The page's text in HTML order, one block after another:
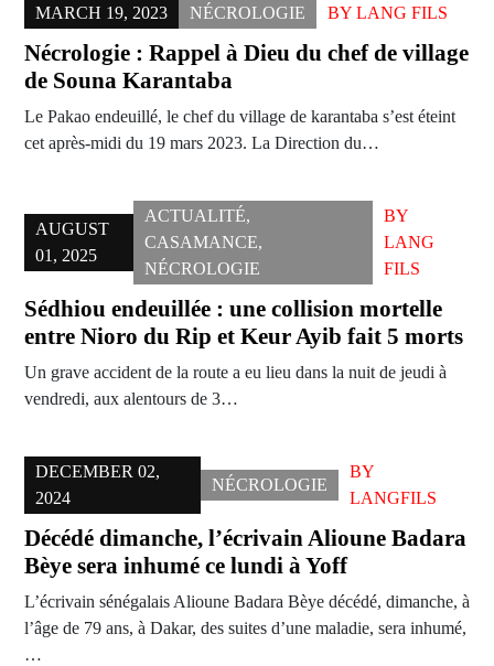
MARCH 19, 2023 NÉCROLOGIE BY LANG FILS
Nécrologie : Rappel à Dieu du chef de village
de Souna Karantaba
Le Pakao endeuillé, le chef du village de karantaba s’est éteint
cet après-midi du 19 mars 2023. La Direction du…
AUGUST
01, 2025
ACTUALITÉ,
CASAMANCE,
NÉCROLOGIE
BY
LANG
FILS
Sédhiou endeuillée : une collision mortelle
entre Nioro du Rip et Keur Ayib fait 5 morts
Un grave accident de la route a eu lieu dans la nuit de jeudi à
vendredi, aux alentours de 3…
DECEMBER 02,
2024
NÉCROLOGIE
BY
LANGFILS
Décédé dimanche, l’écrivain Alioune Badara
Bèye sera inhumé ce lundi à Yoff
L’écrivain sénégalais Alioune Badara Bèye décédé, dimanche, à
l’âge de 79 ans, à Dakar, des suites d’une maladie, sera inhumé,
…